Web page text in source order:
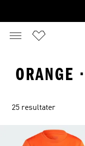
ORANGE
25 resultater